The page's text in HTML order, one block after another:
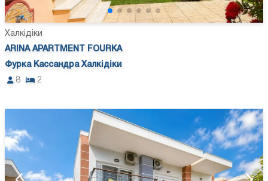
Халкідіки
ARINA APARTMENT FOURKA
Фурка Кассандра Халкідіки
8
2